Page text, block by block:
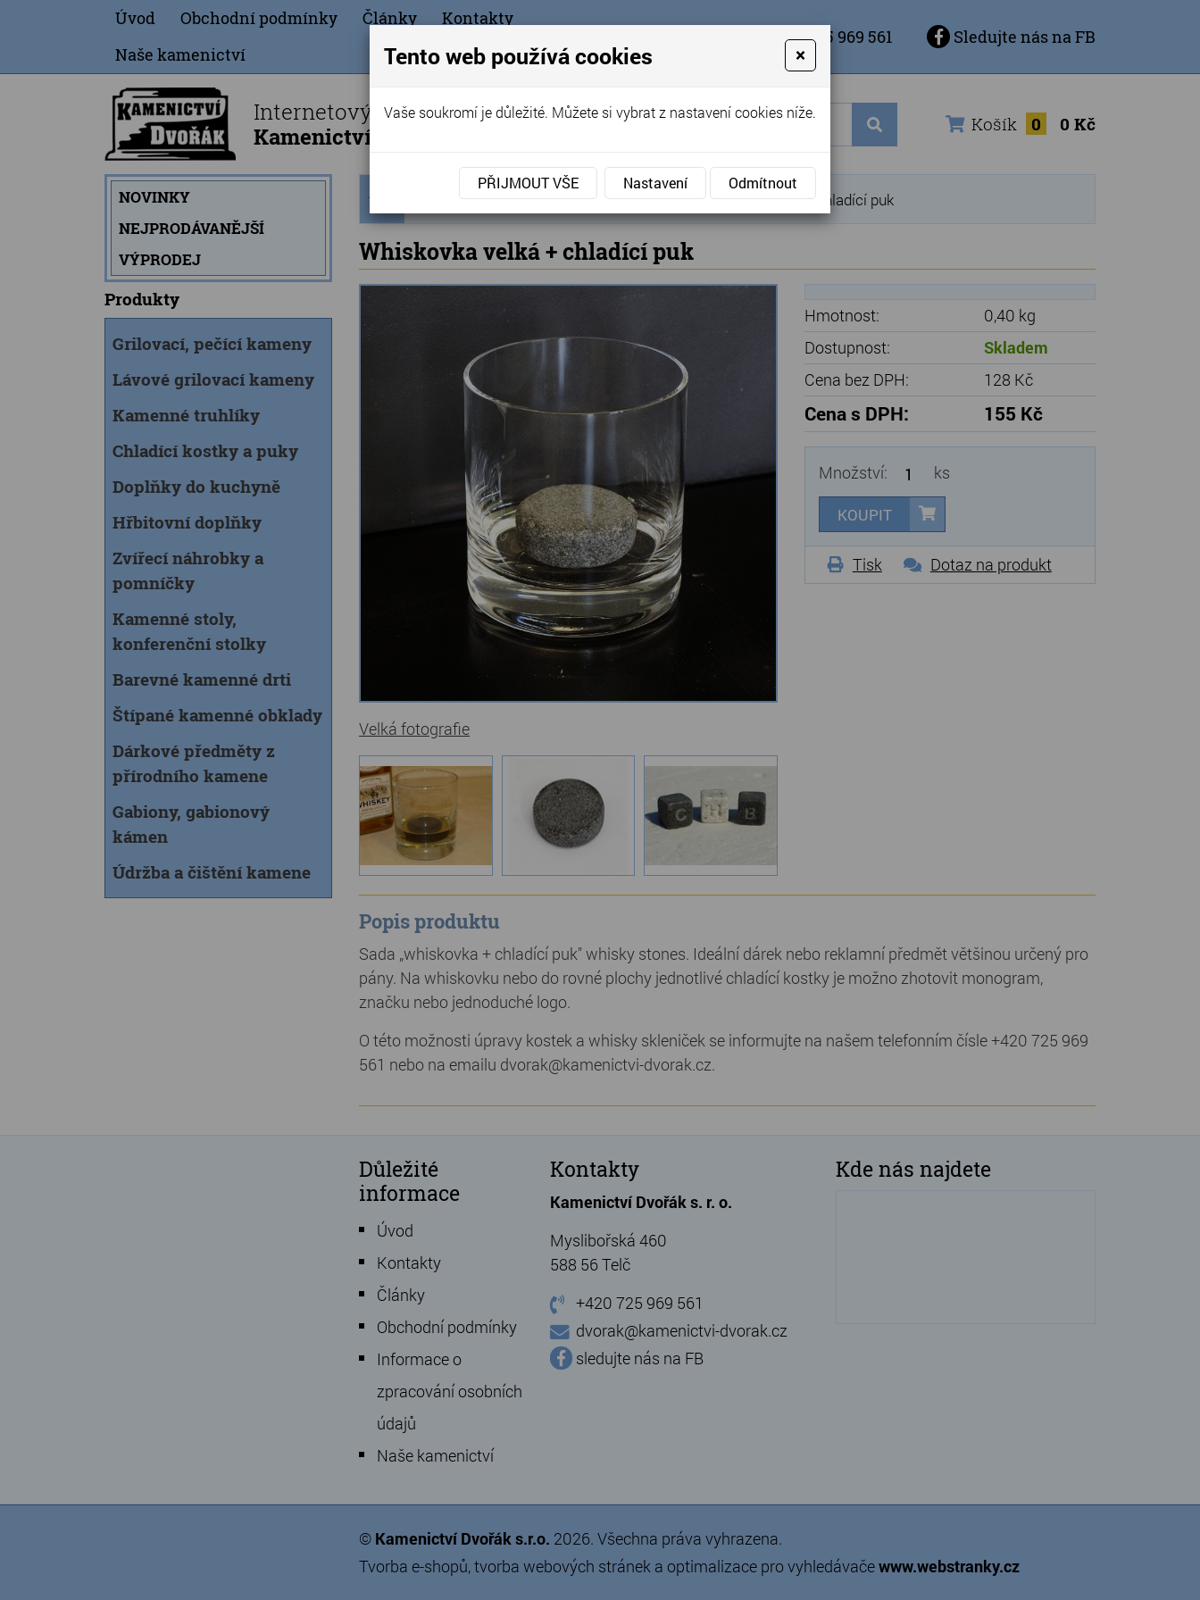
Úvod Obchodní podmínky Články
Kontakty
Naše kamenictví
+420 725 969 561 Sledujte nás na FB
Internetový obchod
Kamenictví Dvořák - Telč
Košík 0 0 Kč
NOVINKY
NEJPRODÁVANĚJŠÍ
VÝPRODEJ
Produkty
Grilovací, pečící kameny
Lávové grilovací kameny
Kamenné truhlíky
Chladící kostky a puky
Doplňky do kuchyně
Hřbitovní doplňky
Zvířecí náhrobky a
pomníčky
Kamenné stoly,
konferenční stolky
Barevné kamenné drti
Štípané kamenné obklady
Dárkové předměty z
přírodního kamene
Gabiony, gabionový
kámen
Údržba a čištění kamene
stránka
Produkty » Chladící kostky a puky » Whiskovka velká + chladící puk
Whiskovka velká + chladící puk
Velká fotografie
Hmotnost:
0,40 kg
Dostupnost:
Skladem
Cena bez DPH:
128 Kč
Cena s DPH: 155 Kč
Množství: ks
KOUPIT
Tisk Dotaz na produkt
Popis produktu
Sada „whiskovka + chladící puk" whisky stones. Ideální dárek nebo reklamní předmět většinou určený pro
pány. Na whiskovku nebo do rovné plochy jednotlivé chladící kostky je možno zhotovit monogram,
značku nebo jednoduché logo.
O této možnosti úpravy kostek a whisky skleniček se informujte na našem telefonním čísle +420 725 969
561 nebo na emailu dvorak@kamenictvi-dvorak.cz.
Důležité
informace
Úvod
Kontakty
Články
Obchodní podmínky
Informace o
zpracování osobních
údajů
Naše kamenictví
Kontakty
Kamenictví Dvořák s. r. o.
Myslibořská 460
588 56 Telč
+420 725 969 561
dvorak@kamenictvi-dvorak.cz
sledujte nás na FB
Kde nás najdete
© Kamenictví Dvořák s.r.o. 2026. Všechna práva vyhrazena.
Tvorba e-shopů,tvorba webových stránek a optimalizace pro vyhledávačewww.webstranky.cz
Tento web používá cookies ×
Vaše soukromí je důležité. Můžete si vybrat z nastavení cookies níže.
PŘIJMOUT VŠE Nastavení Odmítnout